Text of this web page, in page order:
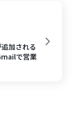
加される
で営業